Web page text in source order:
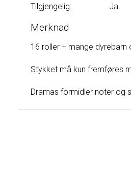
Tilgjengelig:
Ja
Merknad
16 roller + mange dyrebarn
Stykket må kun fremføres
Dramas formidler noter og